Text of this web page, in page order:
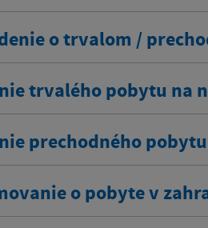
o trvalom /
trvalého pobytu na
prechodného pobytu
o pobyte v